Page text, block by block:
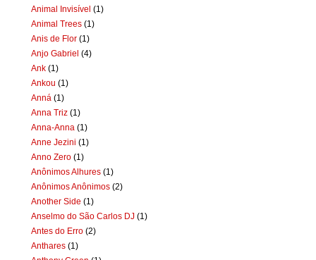
Animal Invisível (1)
Animal Trees (1)
Anis de Flor (1)
Anjo Gabriel (4)
Ank (1)
Ankou (1)
Anná (1)
Anna Triz (1)
Anna-Anna (1)
Anne Jezini (1)
Anno Zero (1)
Anônimos Alhures (1)
Anônimos Anônimos (2)
Another Side (1)
Anselmo do São Carlos DJ (1)
Antes do Erro (2)
Anthares (1)